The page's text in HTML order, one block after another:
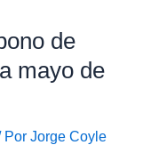
de
mayo de
Por Jorge Coyle